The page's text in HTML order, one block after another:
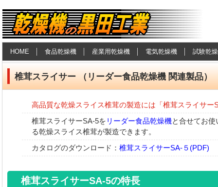
食品乾燥機・産業用乾燥機の黒田工
業
HOME 食品乾燥機 産業用乾燥機 電気乾燥機 試験乾燥
椎茸スライサー （リーダー食品乾燥機 関連製品）
高品質な乾燥スライス椎茸の製造には「椎茸スライサー
椎茸スライサーSA-5を リーダー食品乾燥機と合せてお
る乾燥スライス椎茸が製造できます。
カタログのダウンロード： 椎茸スライサーSA-５(PDF)
椎茸スライサーSA-5の特長